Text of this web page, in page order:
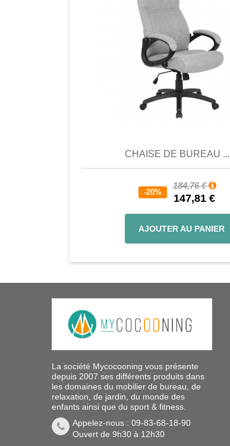
CHAISE DE BUREAU ...
-20%
184,76 €
147,81 €
AJOUTER AU PANIER
Favori
La société Mycocooning vous présente
depuis 2007 ses différents produits dans
les domaines du mobilier de bureau, de
relaxation, de jardin, du monde des
enfants ainsi que du sport & fitness.
Appelez-nous : 09-83-68-18-90
Ouvert de 9h30 à 12h30